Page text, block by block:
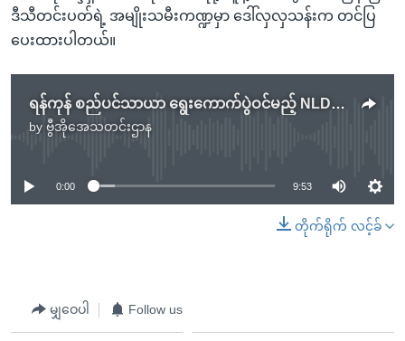
ဒီသီတင်းပတ်ရဲ့ အမျိုးသမီးကဏ္ဍမှာ ဒေါ်လှလှသန်းက တင်ပြ
ပေးထားပါတယ်။
ရန်ကုန် စည်ပင်သာယာ ရွေးကောက်ပွဲဝင်မည့် NLD ကိုယ်စားလှယ် နန့်စုရွှေစင်
by ဗွီအိုအေသတင်းဌာန
No media source currently available
0:00 9:53
တိုက်ရိုက် လင့်ခ်
မျှဝေပါ Follow us